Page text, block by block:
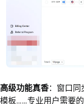
高级功能真香：窗口同
模板……专业用户需要的